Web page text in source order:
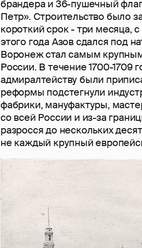
брандера и 36-пушечный
Петр». Строительство было
короткий срок - три месяца,
этого года Азов сдался под
Воронеж стал самым
России. В течение 1700-1709
адмиралтейству были
реформы подстегнули
фабрики, мануфактуры,
со всей России и из-за
разросся до нескольких
не каждый крупный